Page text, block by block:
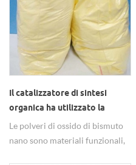
Il catalizzatore di sintesi
organica ha utilizzato la
polvere di ossido di bismuto
Le polveri di ossido di bismuto
nano sono materiali funzionali,